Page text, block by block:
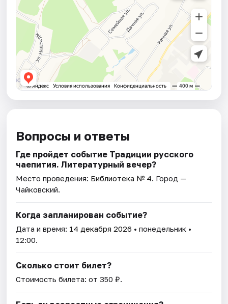
Вопросы и ответы
Где пройдет событие Традиции русского
чаепития. Литературный вечер?
Место проведения: Библиотека № 4. Город —
Чайковский.
Когда запланирован событие?
Дата и время: 14 декабря 2026 • понедельник •
12:00.
Сколько стоит билет?
Стоимость билета: от 350 ₽.